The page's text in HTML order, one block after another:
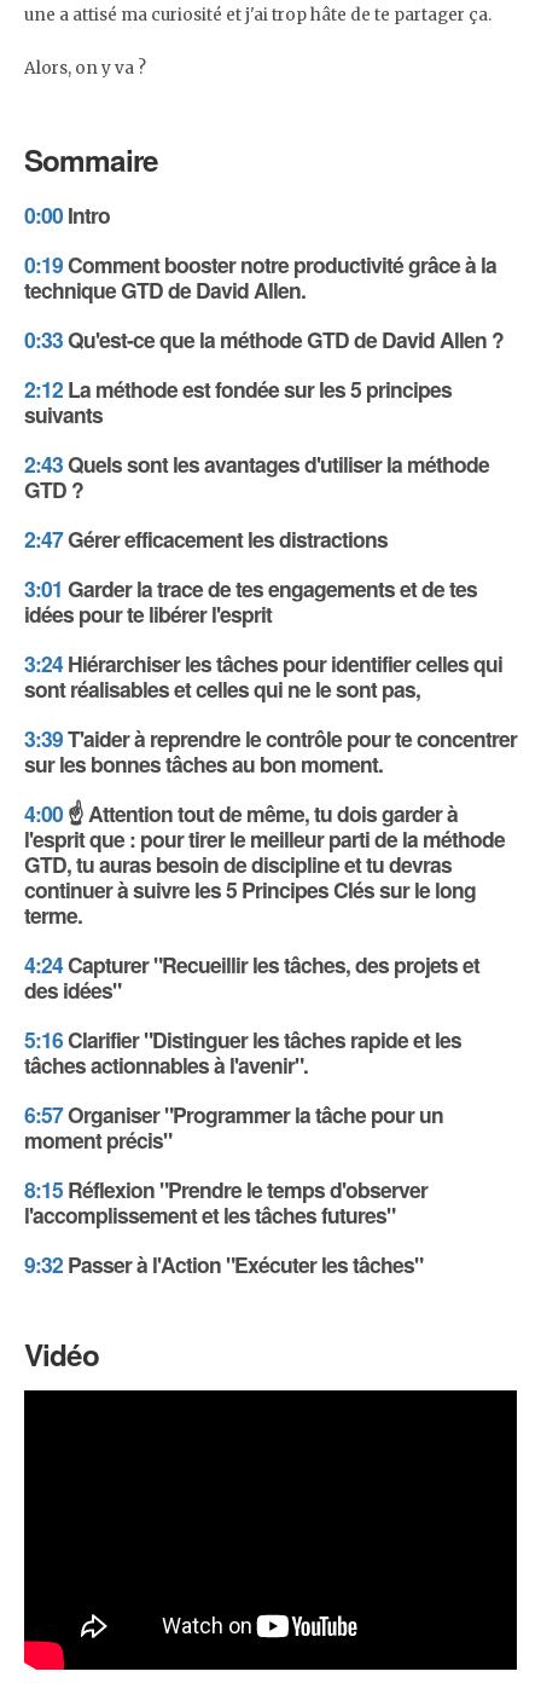
une a attisé ma curiosité et j'ai trop hâte de te partager ça.
Alors, on y va ?
Sommaire
0:00 Intro
0:19Comment booster notre productivité grâce à la
technique GTD de David Allen.
0:33Qu'est-ce que la méthode GTD de David Allen ?
2:12 La méthode est fondée sur les 5 principes
suivants
2:43Quels sont les avantages d'utiliser la méthode
GTD ?
2:47Gérer efficacement les distractions
3:01 Garder la trace de tes engagements et de tes
idées pour te libérer l'esprit
3:24Hiérarchiser les tâches pour identifier celles qui
sont réalisables et celles qui ne le sont pas,
3:39T'aider à reprendre le contrôle pour te concentrer
sur les bonnes tâches au bon moment.
4:00 ☝️ Attention tout de même, tu dois garder à
l'esprit que : pour tirer le meilleur parti de la méthode
GTD, tu auras besoin de discipline et tu devras
continuer à suivre les 5 Principes Clés sur le long
terme.
4:24Capturer "Recueillir les tâches, des projets et
des idées"
5:16Clarifier "Distinguer les tâches rapide et les
tâches actionnables à l'avenir".
6:57Organiser "Programmer la tâche pour un
moment précis"
8:15 Réflexion "Prendre le temps d'observer
l'accomplissement et les tâches futures"
9:32 Passer à l'Action "Exécuter les tâches"
Vidéo